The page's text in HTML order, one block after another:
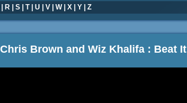
R S T| U V W| X Y Z
Brown and Wiz Khalifa : Beat It